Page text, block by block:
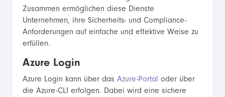
Zusammen ermöglichen diese Dienste
Unternehmen, ihre Sicherheits- und Compliance-
Anforderungen auf einfache und effektive Weise zu
erfüllen.
Azure Login
Azure Login kann über das Azure-Portal oder über
die Azure-CLI erfolgen. Dabei wird eine sichere